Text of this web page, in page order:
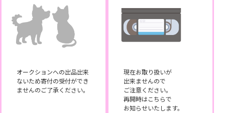
オークションへの出品出来
ないため寄付の受付ができ
ませんのご了承ください。
現在お取り扱いが
出来ませんので
ご注意ください。
再開時はこちらで
お知らせいたします。